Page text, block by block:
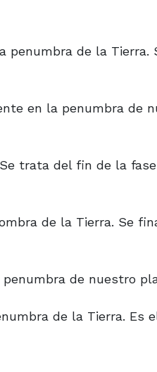
penumbra de la Tierra.
en la penumbra de
trata del fin de la fase
de la Tierra. Se
de nuestro
de la Tierra. Es